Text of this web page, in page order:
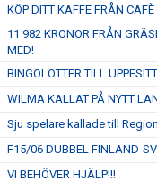
KÖP DITT KAFFE FRÅN
11 982 KRONOR FRÅN
MED!
BINGOLOTTER TILL
WILMA KALLAT PÅ NYTT
Sju spelare kallade till
F15/06 DUBBEL FINLAND-
VI BEHÖVER HJÄLP!!!